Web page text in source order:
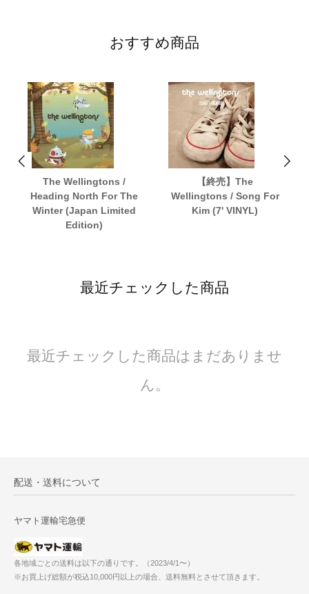
おすすめ商品
The Wellingtons /
Heading North For The
Winter (Japan Limited
Edition)
【終売】The
Wellingtons / Song For
Kim (7' VINYL)
最近チェックした商品
最近チェックした商品はまだありませ
ん。
配送・送料について
ヤマト運輸宅急便
各地域ごとの送料は以下の通りです。（2023/4/1〜）
※お買上げ総額が税込10,000円以上の場合、送料無料とさせて頂きます。